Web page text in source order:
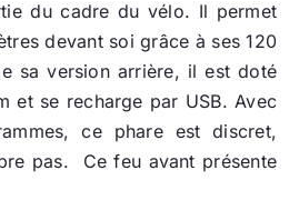
du cadre du vélo. Il permet
devant soi grâce à ses 120
sa version arrière, il est doté
et se recharge par USB. Avec
ce phare est discret,
pas. Ce feu avant présente